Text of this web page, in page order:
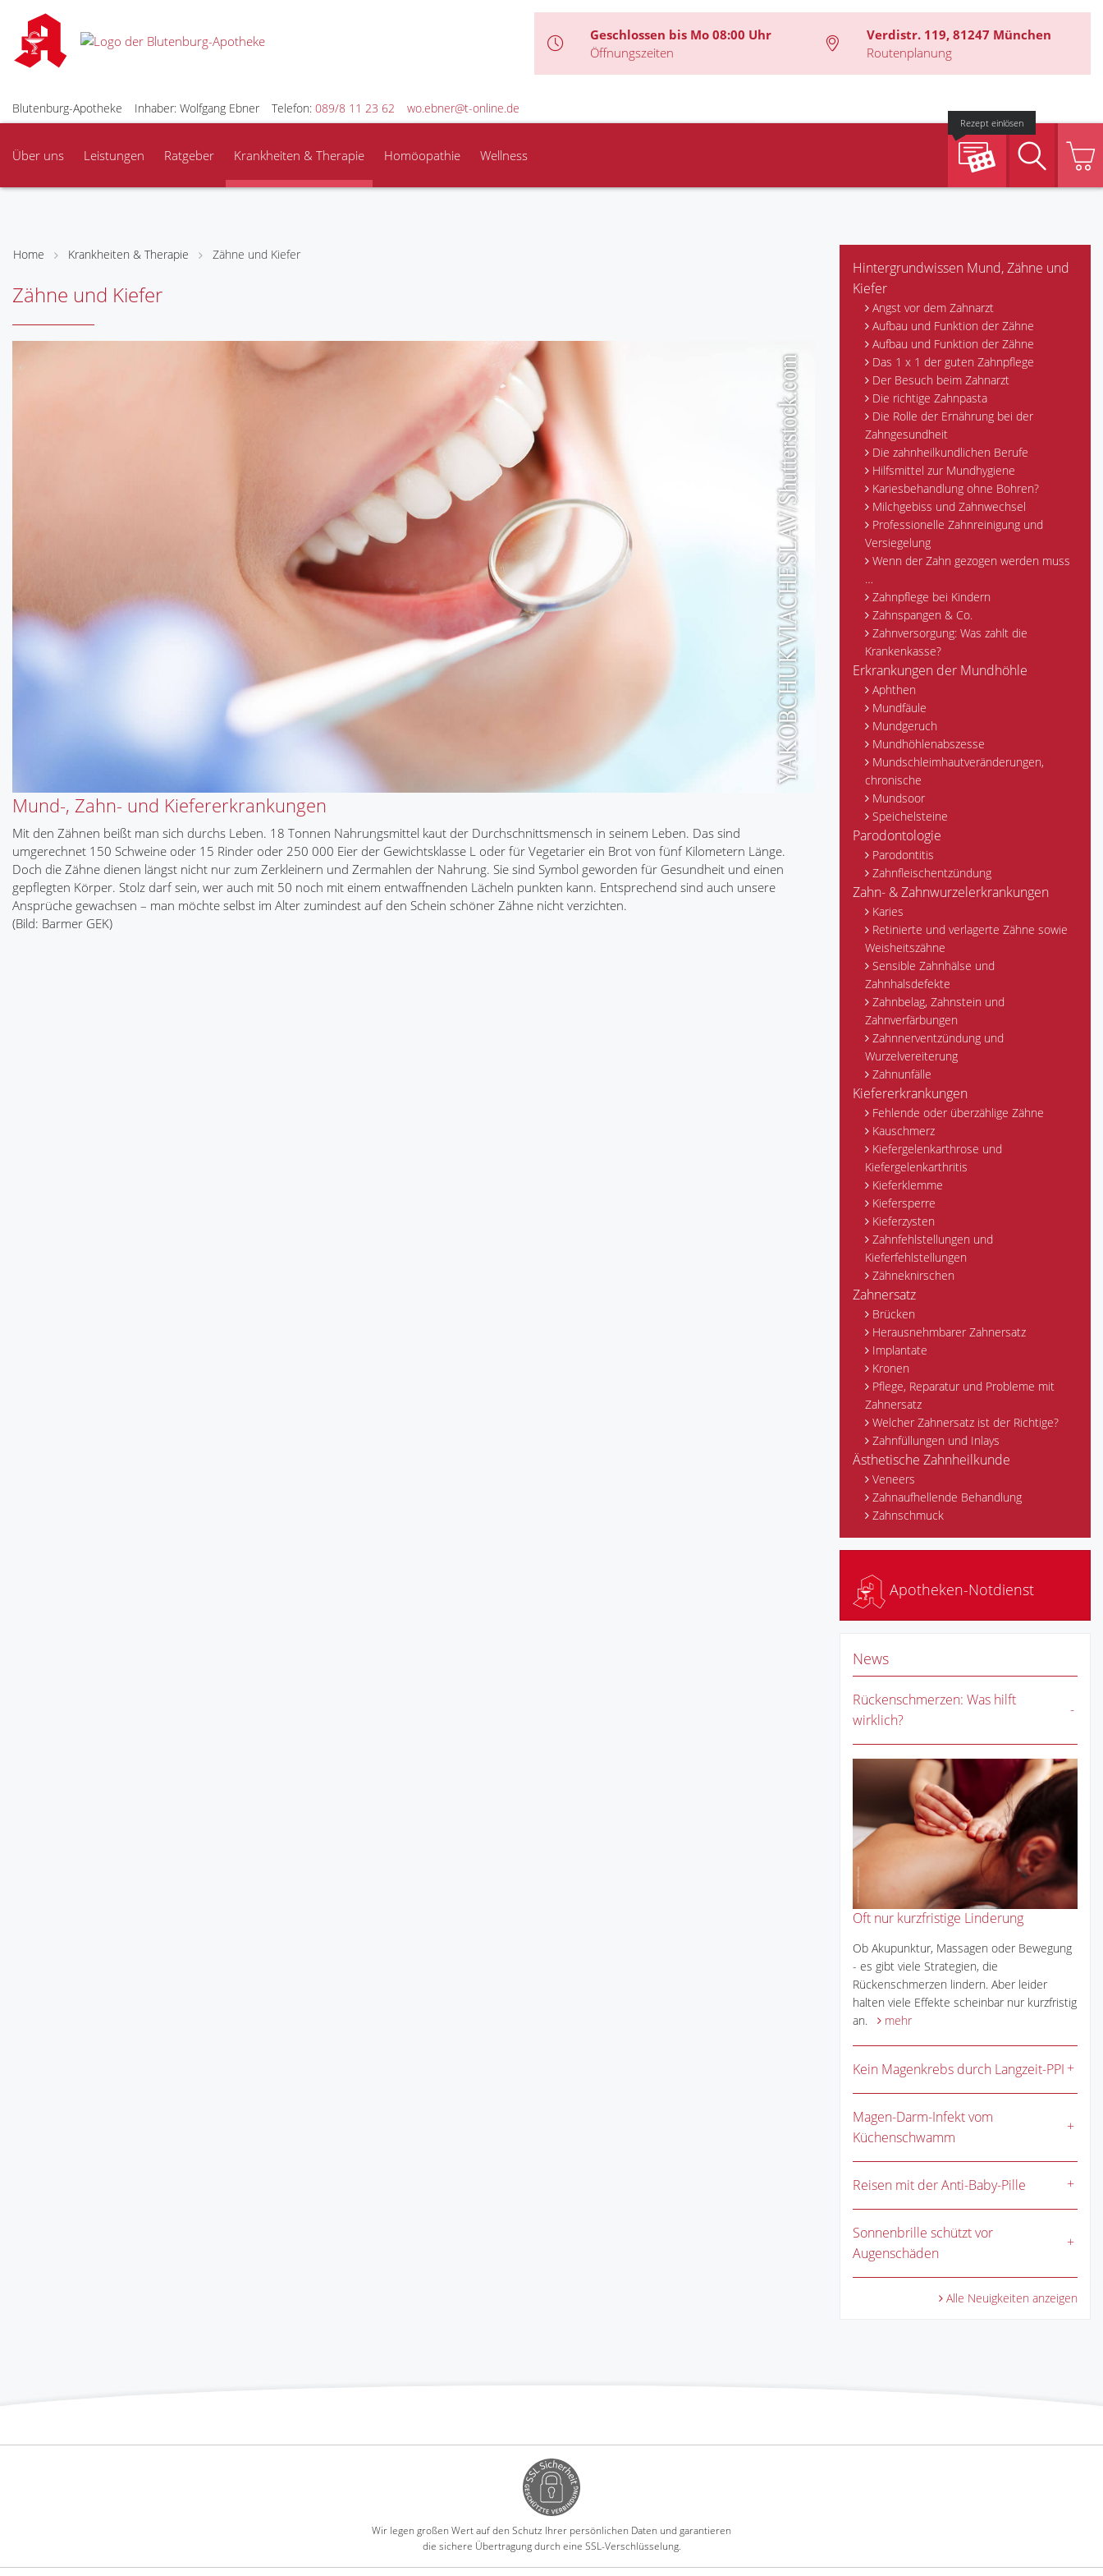
Geschlossen bis Mo 08:00 Uhr
Öffnungszeiten
Verdistr. 119, 81247 München
Routenplanung
Blutenburg-Apotheke Inhaber: Wolfgang Ebner Telefon: 089/8 11 23 62 wo.ebner@t-online.de
Über uns Leistungen Ratgeber Krankheiten & Therapie Homöopathie Wellness
Rezept einlösen
Suche
Home Krankheiten & Therapie Zähne und Kiefer
Zähne und Kiefer
Mund-, Zahn- und Kiefererkrankungen
Mit den Zähnen beißt man sich durchs Leben. 18 Tonnen Nahrungsmittel kaut der Durchschnittsmensch in seinem Leben. Das sind
umgerechnet 150 Schweine oder 15 Rinder oder 250 000 Eier der Gewichtsklasse L oder für Vegetarier ein Brot von fünf Kilometern Länge.
Doch die Zähne dienen längst nicht nur zum Zerkleinern und Zermahlen der Nahrung. Sie sind Symbol geworden für Gesundheit und einen
gepflegten Körper. Stolz darf sein, wer auch mit 50 noch mit einem entwaffnenden Lächeln punkten kann. Entsprechend sind auch unsere
Ansprüche gewachsen – man möchte selbst im Alter zumindest auf den Schein schöner Zähne nicht verzichten.
(Bild: Barmer GEK)
Hintergrundwissen Mund, Zähne und
Kiefer
Angst vor dem Zahnarzt
Aufbau und Funktion der Zähne
Aufbau und Funktion der Zähne
Das 1 x 1 der guten Zahnpflege
Der Besuch beim Zahnarzt
Die richtige Zahnpasta
Die Rolle der Ernährung bei der
Zahngesundheit
Die zahnheilkundlichen Berufe
Hilfsmittel zur Mundhygiene
Kariesbehandlung ohne Bohren?
Milchgebiss und Zahnwechsel
Professionelle Zahnreinigung und
Versiegelung
Wenn der Zahn gezogen werden muss
…
Zahnpflege bei Kindern
Zahnspangen & Co.
Zahnversorgung: Was zahlt die
Krankenkasse?
Erkrankungen der Mundhöhle
Aphthen
Mundfäule
Mundgeruch
Mundhöhlenabszesse
Mundschleimhautveränderungen,
chronische
Mundsoor
Speichelsteine
Parodontologie
Parodontitis
Zahnfleischentzündung
Zahn- & Zahnwurzelerkrankungen
Karies
Retinierte und verlagerte Zähne sowie
Weisheitszähne
Sensible Zahnhälse und
Zahnhalsdefekte
Zahnbelag, Zahnstein und
Zahnverfärbungen
Zahnnerventzündung und
Wurzelvereiterung
Zahnunfälle
Kiefererkrankungen
Fehlende oder überzählige Zähne
Kauschmerz
Kiefergelenkarthrose und
Kiefergelenkarthritis
Kieferklemme
Kiefersperre
Kieferzysten
Zahnfehlstellungen und
Kieferfehlstellungen
Zähneknirschen
Zahnersatz
Brücken
Herausnehmbarer Zahnersatz
Implantate
Kronen
Pflege, Reparatur und Probleme mit
Zahnersatz
Welcher Zahnersatz ist der Richtige?
Zahnfüllungen und Inlays
Ästhetische Zahnheilkunde
Veneers
Zahnaufhellende Behandlung
Zahnschmuck
Apotheken-Notdienst
News
Rückenschmerzen: Was hilft
wirklich?
Oft nur kurzfristige Linderung
Ob Akupunktur, Massagen oder Bewegung
- es gibt viele Strategien, die
Rückenschmerzen lindern. Aber leider
halten viele Effekte scheinbar nur kurzfristig
an.
mehr
Kein Magenkrebs durch Langzeit-PPI
Magen-Darm-Infekt vom
Küchenschwamm
Reisen mit der Anti-Baby-Pille
Sonnenbrille schützt vor
Augenschäden
Alle Neuigkeiten anzeigen
Wir legen großen Wert auf den Schutz Ihrer persönlichen Daten und garantieren
die sichere Übertragung durch eine SSL-Verschlüsselung.